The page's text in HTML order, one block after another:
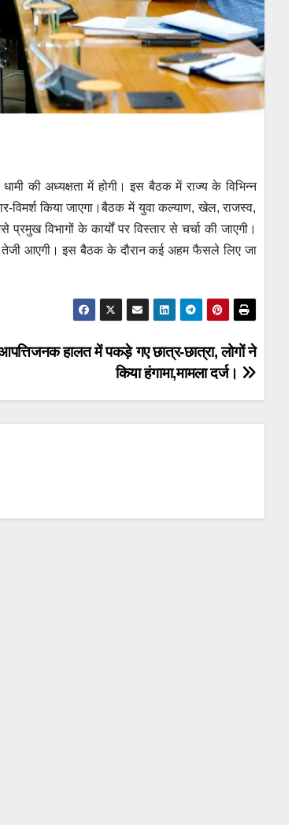
की अध्यक्षता में होगी। इस बैठक में राज्य के विभिन्न
विमर्श किया जाएगा।बैठक में युवा कल्याण, खेल, राजस्व,
विभागों के कार्यों पर विस्तार से चर्चा की जाएगी।
तेजी आएगी। इस बैठक के दौरान कई अहम फैसले लिए जा
हालत में पकड़े गए छात्र-छात्रा, लोगों ने
किया हंगामा,मामला दर्ज।